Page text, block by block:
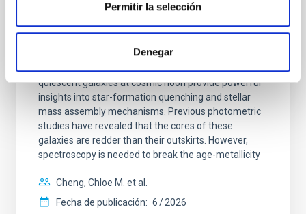
Permitir la selección
Denegar
galaxies at 1.2 ≲ z ≲ 2.2: Age, Fe-, and
Mg-abundance gradients from JWST-
Spatially resolved stellar populations of massive
quiescent galaxies at cosmic noon provide powerful
insights into star-formation quenching and stellar
mass assembly mechanisms. Previous photometric
studies have revealed that the cores of these
galaxies are redder than their outskirts. However,
spectroscopy is needed to break the age-metallicity
Cheng, Chloe M. et al.
Fecha de publicación: 6 2026